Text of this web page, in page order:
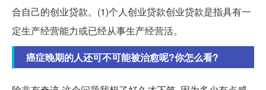
合自己的创业贷款。(1)个人创业贷款创业贷款是指具有一
定生产经营能力或已经从事生产经营活。
癌症晚期的人还可不可能被治愈呢?你怎么看?